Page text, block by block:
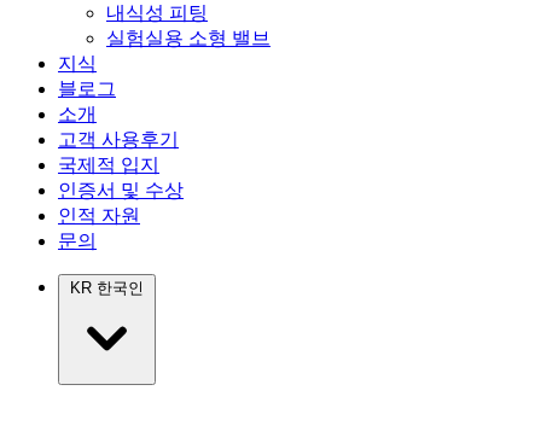
내식성 피팅
실험실용 소형 밸브
지식
블로그
소개
고객 사용후기
국제적 입지
인증서 및 수상
인적 자원
문의
KR 한국인